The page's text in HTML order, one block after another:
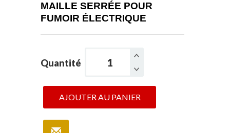
MAILLE SERRÉE POUR
FUMOIR ÉLECTRIQUE
Quantité
AJOUTER AU PANIER